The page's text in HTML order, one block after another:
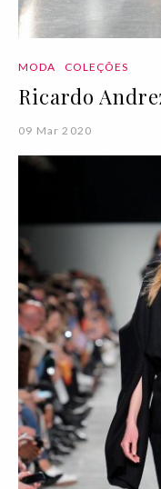
MODA COLEÇÕES
Ricardo
09 Mar 2020